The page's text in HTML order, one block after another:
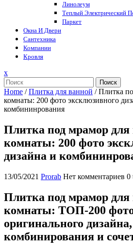
Линолеум
Теплый Электрический
Паркет
Окна И Двери
Сантехника
Компании
Кровля
xЗакрыть
меню
Поиск
Home /Плитка для ванной /Плитка
комнаты: 200 фото эксклюзивного
комбининрования
Плитка под мрамор для
комнаты: 200 фото
дизайна и
13/05/2021 Prorab Нет комментариев 0
Плитка под мрамор для
комнаты: ТОП-200
оригинального
комбинирования и